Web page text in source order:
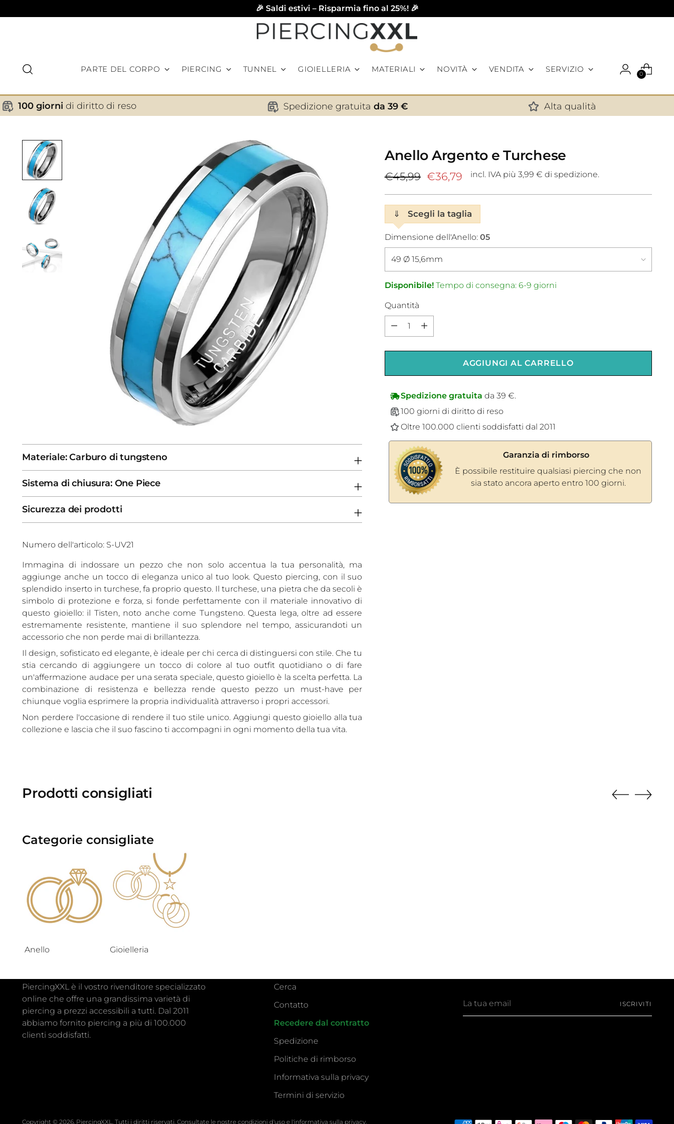
🎉 Saldi estivi – Risparmia fino al 25%! 🎉
PARTE DEL CORPO PIERCING TUNNEL GIOIELLERIA MATERIALI NOVITÀ VENDITA SERVIZIO
0
✕
100 giorni di diritto di reso Spedizione gratuita da 39 € Alta qualità
Materiale: Carburo di tungsteno
Sistema di chiusura: One Piece
Sicurezza dei prodotti
Numero dell'articolo: S-UV21
Immagina di indossare un pezzo che non solo accentua la tua personalità, ma
aggiunge anche un tocco di eleganza unico al tuo look. Questo piercing, con il suo
splendido inserto in turchese, fa proprio questo. Il turchese, una pietra che da secoli è
simbolo di protezione e forza, si fonde perfettamente con il materiale innovativo di
questo gioiello: il Tisten, noto anche come Tungsteno. Questa lega, oltre ad essere
estremamente resistente, mantiene il suo splendore nel tempo, assicurandoti un
accessorio che non perde mai di brillantezza.
Il design, sofisticato ed elegante, è ideale per chi cerca di distinguersi con stile. Che tu
stia cercando di aggiungere un tocco di colore al tuo outfit quotidiano o di fare
un'affermazione audace per una serata speciale, questo gioiello è la scelta perfetta. La
combinazione di resistenza e bellezza rende questo pezzo un must-have per
chiunque voglia esprimere la propria individualità attraverso i propri accessori.
Non perdere l'occasione di rendere il tuo stile unico. Aggiungi questo gioiello alla tua
collezione e lascia che il suo fascino ti accompagni in ogni momento della tua vita.
Anello Argento e Turchese
Prezzo
listino
€45,99 €36,79 incl. IVA più 3,99 € di spedizione.
⇓ Scegli la taglia
Dimensione dell'Anello: 05
Disponibile!Tempo di consegna: 6-9 giorni
Quantità
Quantità
AGGIUNGI AL CARRELLO
Spedizione gratuita da 39 €.
100 giorni di diritto di reso
Oltre 100.000 clienti soddisfatti dal 2011
Garanzia di rimborso
È possibile restituire qualsiasi piercing che non
sia stato ancora aperto entro 100 giorni.
Prodotti consigliati
Categorie consigliate
Anello Gioielleria
PiercingXXL è il vostro rivenditore specializzato
online che offre una grandissima varietà di
piercing a prezzi accessibili a tutti. Dal 2011
abbiamo fornito piercing a più di 100.000
clienti soddisfatti.
Cerca
Contatto
Recedere dal contratto
Spedizione
Politiche di rimborso
Informativa sulla privacy
Termini di servizio
tua
ISCRIVITI
Copyright © 2026, PiercingXXL. Tutti i diritti riservati. Consultate le nostre condizioni d'uso e l'informativa sulla privacy.